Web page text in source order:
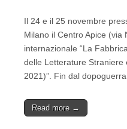
Il 24 e il 25 novembre
Milano il Centro Apice (via
internazionale “La
delle Letterature Straniere
2021)”. Fin dal
Read more →